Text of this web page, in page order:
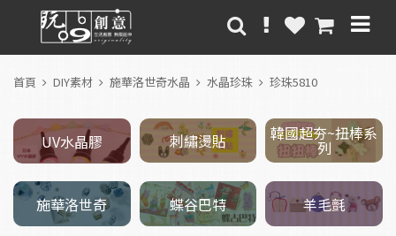
首頁 DIY素材 施華洛世奇水晶 水晶珍珠 珍珠5810
UV水晶膠 刺繡燙貼 韓國超夯~扭棒系
列
施華洛世奇 蝶谷巴特 羊毛氈